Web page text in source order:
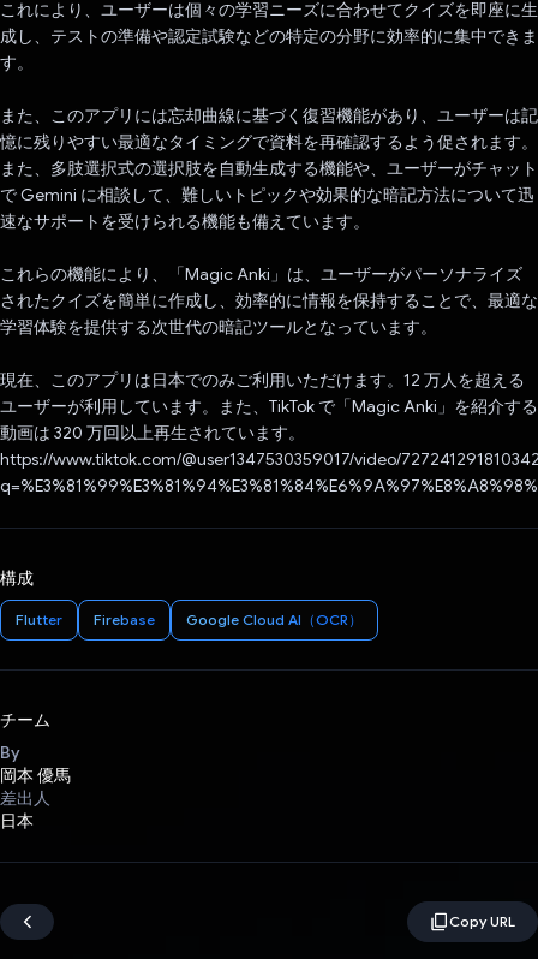
これにより、ユーザーは個々の学習ニーズに合わせてクイズを即座に生
成し、テストの準備や認定試験などの特定の分野に効率的に集中できま
す。
また、このアプリには忘却曲線に基づく復習機能があり、ユーザーは記
憶に残りやすい最適なタイミングで資料を再確認するよう促されます。
また、多肢選択式の選択肢を自動生成する機能や、ユーザーがチャット
で Gemini に相談して、難しいトピックや効果的な暗記方法について迅
速なサポートを受けられる機能も備えています。
これらの機能により、「Magic Anki」は、ユーザーがパーソナライズ
されたクイズを簡単に作成し、効率的に情報を保持することで、最適な
学習体験を提供する次世代の暗記ツールとなっています。
現在、このアプリは日本でのみご利用いただけます。12 万人を超える
ユーザーが利用しています。また、TikTok で「Magic Anki」を紹介する
動画は 320 万回以上再生されています。
https://www.tiktok.com/@user1347530359017/video/
構成
Flutter Firebase Google Cloud AI（OCR）
チーム
By
岡本 優馬
差出人
日本